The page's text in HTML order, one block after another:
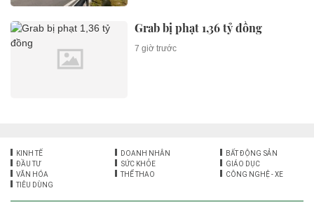
Grab bị phạt 1,36 tỷ đồng
7 giờ trước
KINH TẾ DOANH NHÂN
BẤT ĐỘNG SẢN
ĐẦU TƯ
SỨC KHỎE
GIÁO DỤC
VĂN HÓA
THỂ THAO
CÔNG NGHỆ - XE
TIÊU DÙNG